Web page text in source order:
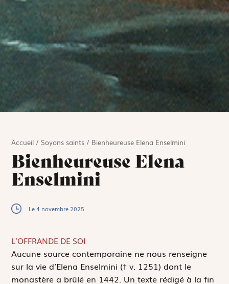
Accueil / Soyons saints / Bienheureuse Elena Enselmini
Bienheureuse Elena
Enselmini
Le 4 novembre 2025
L’OFFRANDE DE SOI
Aucune source contemporaine ne nous renseigne
sur la vie d’Elena Enselmini († v. 1251) dont le
monastère a brûlé en 1442. Un texte rédigé à la fin